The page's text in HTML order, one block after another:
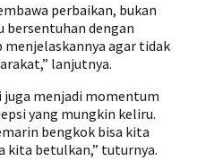
perbaikan, bukan
bersentuhan dengan
agar tidak
lanjutnya.
menjadi momentum
yang mungkin keliru.
bengkok bisa kita
kita betulkan,” tuturnya.